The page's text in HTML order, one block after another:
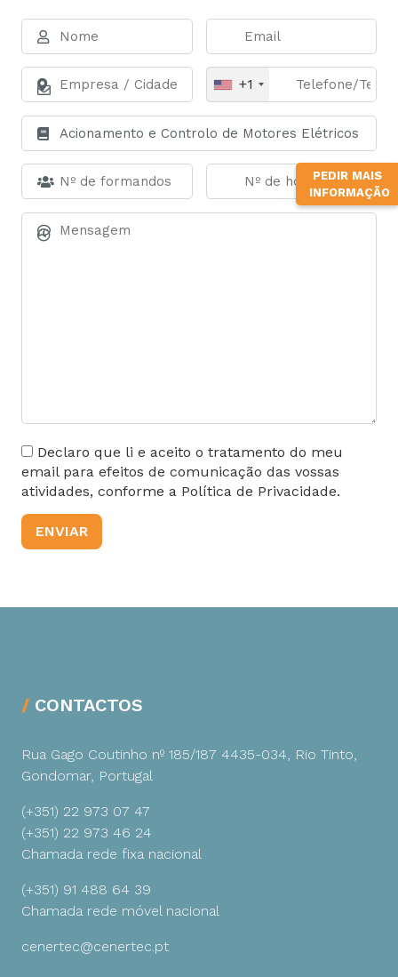
PEDIR MAIS
INFORMAÇÃO
+1
Declaro que li e aceito o tratamento do meu
email para efeitos de comunicação das vossas
atividades, conforme a Política de Privacidade.
CONTACTOS
Rua Gago Coutinho nº 185/187 4435-034, Rio Tinto,
Gondomar, Portugal
(+351) 22 973 07 47
(+351) 22 973 46 24
Chamada rede fixa nacional
(+351) 91 488 64 39
Chamada rede móvel nacional
cenertec@cenertec.pt